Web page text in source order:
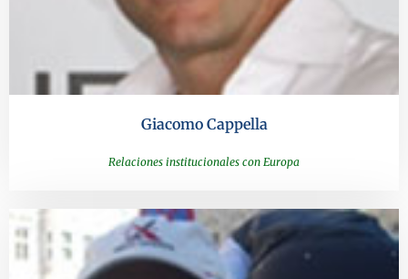
Giacomo Cappella
Relaciones institucionales con Europa